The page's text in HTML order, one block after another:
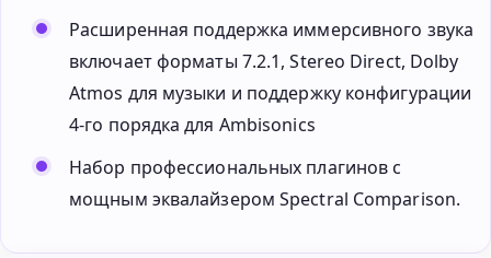
Расширенная поддержка иммерсивного звука
включает форматы 7.2.1, Stereo Direct, Dolby
Atmos для музыки и поддержку конфигурации
4-го порядка для Ambisonics
Набор профессиональных плагинов с
мощным эквалайзером Spectral Comparison.